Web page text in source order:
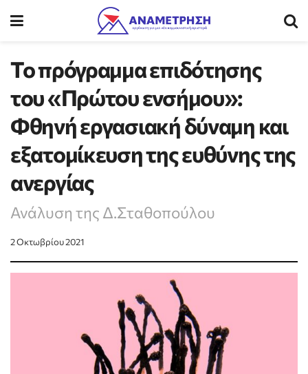
Το πρόγραμμα επιδότησης
του «Πρώτου ενσήμου»:
Φθηνή εργασιακή δύναμη και
εξατομίκευση της ευθύνης της
ανεργίας
Ανάλυση της Δ.Σταθοπούλου
2 Οκτωβρίου 2021